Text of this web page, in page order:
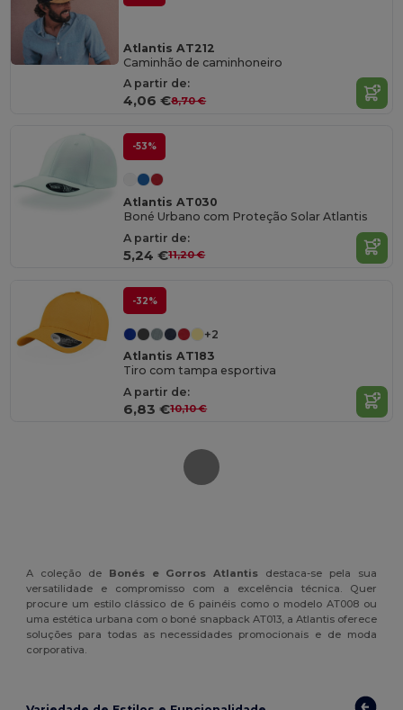
Atlantis AT212
Caminhão de caminhoneiro
A partir de:
4,06 €8,70 €
-53%
Atlantis AT030
Boné Urbano com Proteção Solar Atlantis
A partir de:
5,24 €11,20 €
-32%
+2
Atlantis AT183
Tiro com tampa esportiva
A partir de:
6,83 €10,10 €
A coleção de Bonés e Gorros Atlantis destaca-se pela sua
versatilidade e compromisso com a excelência técnica. Quer
procure um estilo clássico de 6 painéis como o modelo AT008 ou
uma estética urbana com o boné snapback AT013, a Atlantis oferece
soluções para todas as necessidades promocionais e de moda
corporativa.